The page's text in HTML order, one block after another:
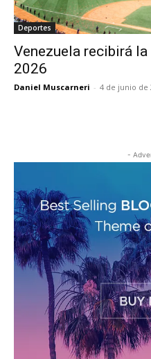
Deportes
Venezuela recibirá
2026
Daniel Muscarneri - 4 de junio de
-